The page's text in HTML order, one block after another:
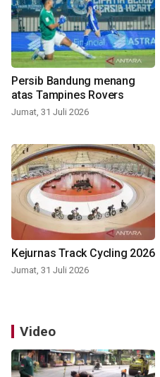
Persib Bandung menang
atas Tampines Rovers
Jumat, 31 Juli 2026
Kejurnas Track Cycling 2026
Jumat, 31 Juli 2026
Video